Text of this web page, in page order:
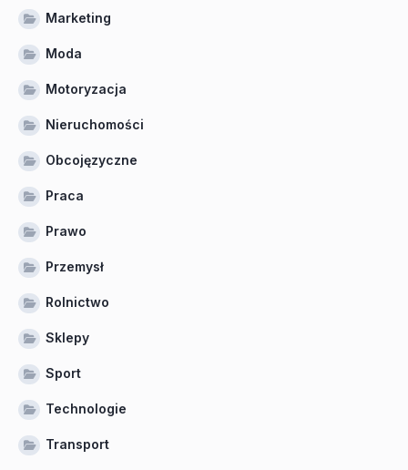
Marketing
Moda
Motoryzacja
Nieruchomości
Obcojęzyczne
Praca
Prawo
Przemysł
Rolnictwo
Sklepy
Sport
Technologie
Transport